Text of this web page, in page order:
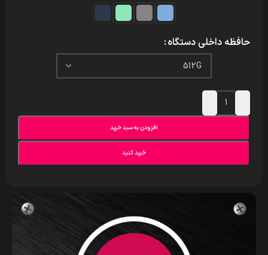
حافظه داخلی دستگاه
افزودن به سبد خرید
خرید کنید